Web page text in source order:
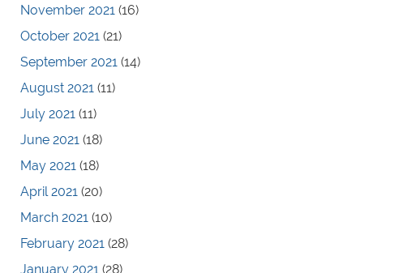
November 2021 (16)
October 2021 (21)
September 2021 (14)
August 2021 (11)
July 2021 (11)
June 2021 (18)
May 2021 (18)
April 2021 (20)
March 2021 (10)
February 2021 (28)
January 2021 (28)